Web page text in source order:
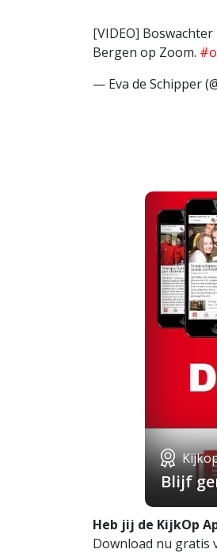
[VIDEO]
Bergen op Zoom.
— Eva de Schipper
Blijf
Heb jij de KijkOp
Download nu gratis